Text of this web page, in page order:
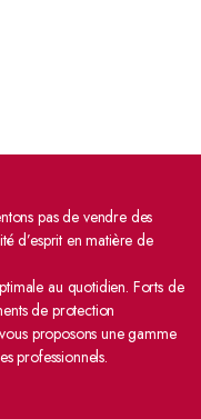
pas de vendre des
d’esprit en matière de
au quotidien. Forts de
de protection
proposons une gamme
professionnels.